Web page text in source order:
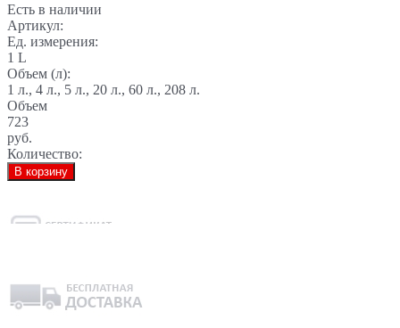
Есть в наличии
Артикул:
Ед. измерения:
1 L
Объем (л):
1 л., 4 л., 5 л., 20 л., 60 л., 208 л.
Объем
723
руб.
Количество:
В корзину